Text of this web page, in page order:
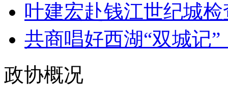
叶建宏赴钱江世纪城
共商唱好西湖“双城记
政协概况